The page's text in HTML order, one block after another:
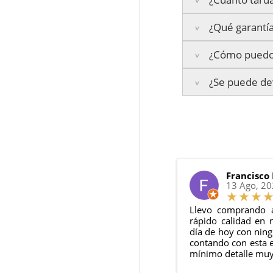
Península:
Islas Baleares:El
Los plazos
¿Qué
La garantía varía
3 años de
2 años de
Todas nuestras
¿Cómo
Te enviaremos un
en todo momento.
¿Se puede
El producto
Debe
13 Ago,
Llevo
rápido calidad en
día de hoy con
contando con esta
mínimo detalle